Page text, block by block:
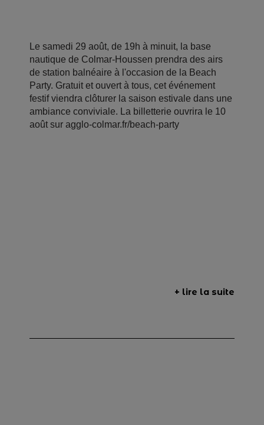
Le samedi 29 août, de 19h à minuit, la base
nautique de Colmar-Houssen prendra des airs
de station balnéaire à l'occasion de la Beach
Party. Gratuit et ouvert à tous, cet événement
festif viendra clôturer la saison estivale dans une
ambiance conviviale. La billetterie ouvrira le 10
août sur agglo-colmar.fr/beach-party
+ lire la suite